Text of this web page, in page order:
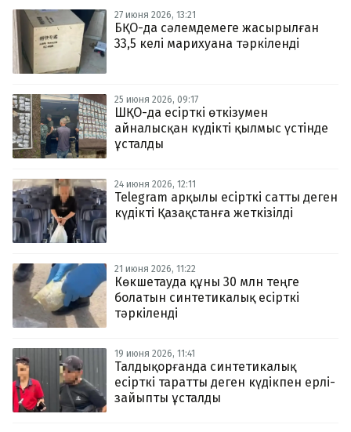
27 июня 2026, 13:21
БҚО-да сәлемдемеге жасырылған
33,5 келі марихуана тәркіленді
25 июня 2026, 09:17
ШҚО-да есірткі өткізумен
айналысқан күдікті қылмыс үстінде
ұсталды
24 июня 2026, 12:11
Telegram арқылы есірткі сатты деген
күдікті Қазақстанға жеткізілді
21 июня 2026, 11:22
Көкшетауда құны 30 млн теңге
болатын синтетикалық есірткі
тәркіленді
19 июня 2026, 11:41
Талдықорғанда синтетикалық
есірткі таратты деген күдікпен ерлі-
зайыпты ұсталды